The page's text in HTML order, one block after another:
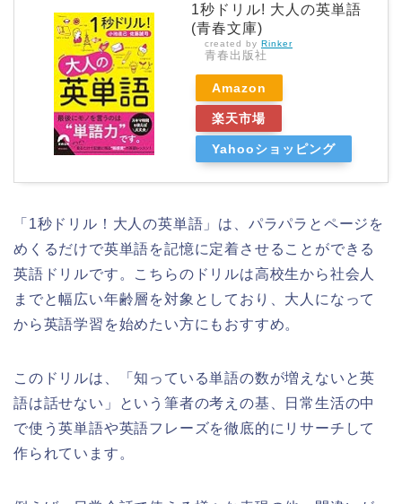
1秒ドリル! 大人の英単語
(青春文庫)
created by Rinker
青春出版社
Amazon
楽天市場
Yahooショッピング
「1秒ドリル！大人の英単語」は、パラパラとページを
めくるだけで英単語を記憶に定着させることができる
英語ドリルです。こちらのドリルは高校生から社会人
までと幅広い年齢層を対象としており、大人になって
から英語学習を始めたい方にもおすすめ。
このドリルは、「知っている単語の数が増えないと英
語は話せない」という筆者の考えの基、日常生活の中
で使う英単語や英語フレーズを徹底的にリサーチして
作られています。